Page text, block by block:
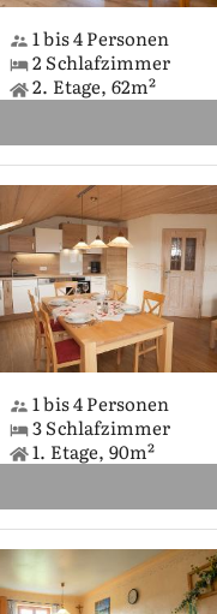
1 bis 4 Personen
2 Schlafzimmer
2. Etage, 62m²
1 bis 4 Personen
3 Schlafzimmer
1. Etage, 90m²